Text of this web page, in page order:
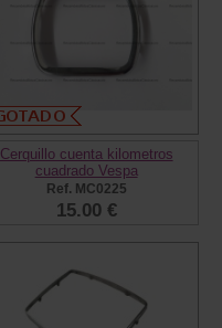
Cerquillo cuenta kilometros
cuadrado Vespa
Ref. MC0225
15.00 €